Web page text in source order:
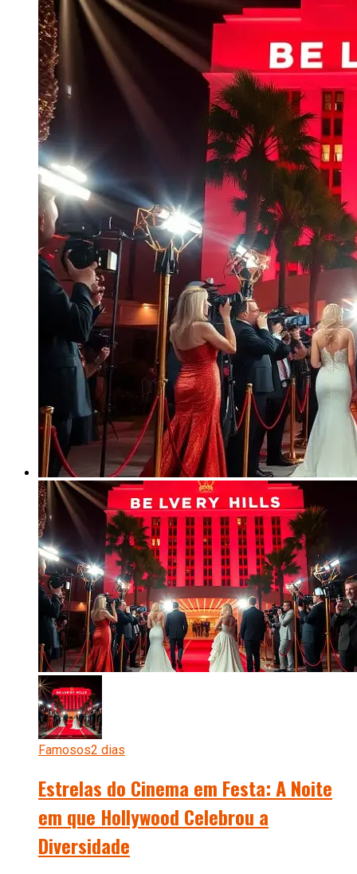
Famosos2 dias
Estrelas do Cinema em Festa: A Noite
em que Hollywood Celebrou a
Diversidade